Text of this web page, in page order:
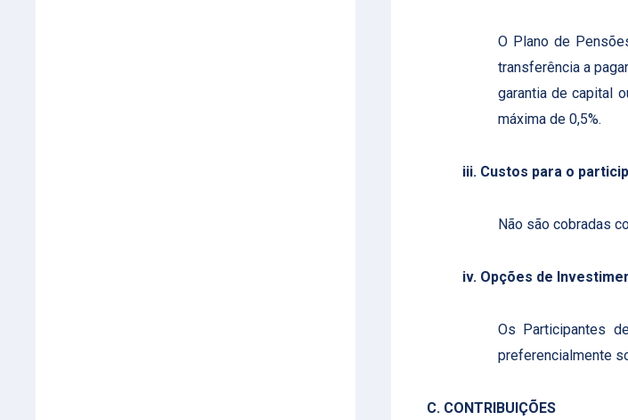
O Plano de
transferência a
garantia de capital
máxima de 0,5%.
iii. Custos para o
Não são cobradas
iv. Opções de
Os Participantes
preferencialmente
C. CONTRIBUIÇÕES